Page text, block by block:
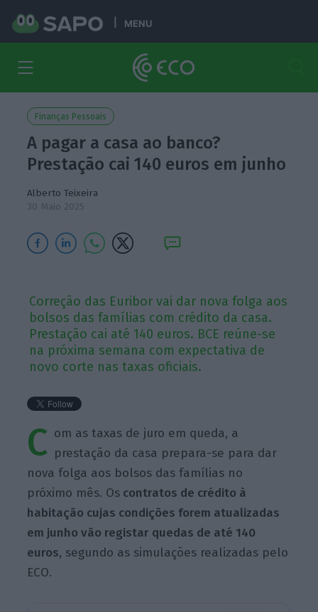
MENU
Finanças Pessoais
A pagar a casa ao banco?
Prestação cai 140 euros em junho
Alberto Teixeira
30 Maio 2025
Correção das Euribor vai dar nova folga aos
bolsos das famílias com crédito da casa.
Prestação cai até 140 euros. BCE reúne-se
na próxima semana com expectativa de
novo corte nas taxas oficiais.
C om as taxas de juro em queda, a
prestação da casa prepara-se para dar
nova folga aos bolsos das famílias no
próximo mês. Os contratos de crédito à
habitação cujas condições forem atualizadas
em junho vão registar quedas de até 140
euros, segundo as simulações realizadas pelo
ECO.